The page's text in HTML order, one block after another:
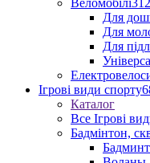
Веломобілі312
Для
Для
Для
Ігрові види спорту
Каталог
Все Ігрові
Бадмінтон,